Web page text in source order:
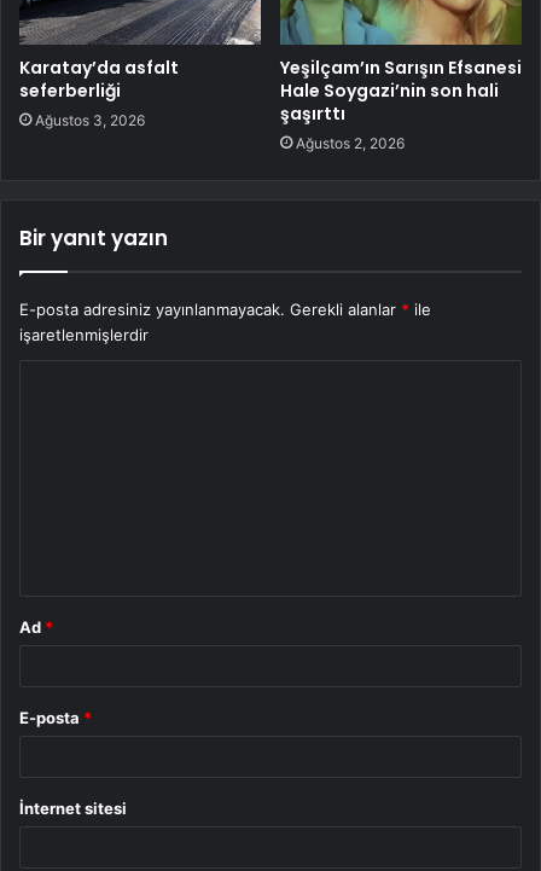
Karatay’da asfalt
seferberliği
Ağustos 3, 2026
Yeşilçam’ın Sarışın Efsanesi
Hale Soygazi’nin son hali
şaşırttı
Ağustos 2, 2026
Bir yanıt yazın
E-posta adresiniz yayınlanmayacak. Gerekli alanlar * ile
işaretlenmişlerdir
Ad *
E-posta *
İnternet sitesi